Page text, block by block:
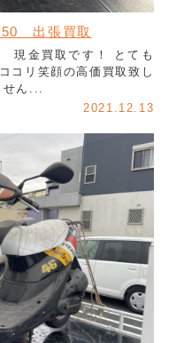
出張買取
金買取です！ とても
コリ笑顔の高価買取致し
ん...
2021.12.13